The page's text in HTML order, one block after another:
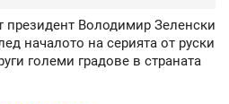
президент Володимир Зеленски
началото на серията от руски
големи градове в страната